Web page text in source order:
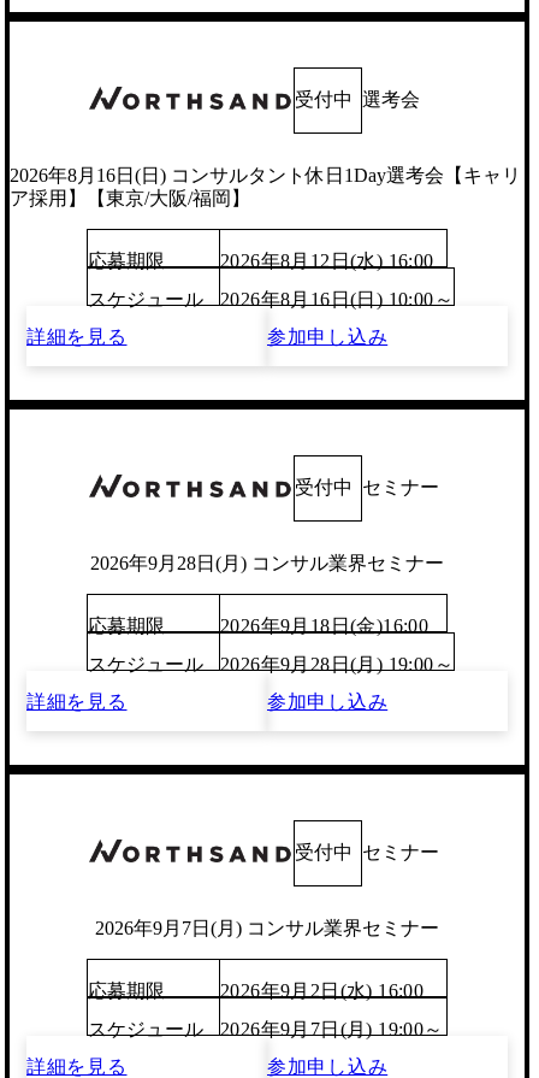
受付中 選考会
2026年8月16日(日) コンサルタント休日1Day選考会【キャリ
ア採用】【東京/大阪/福岡】
応募期限
2026年8月12日(水) 16:00
スケジュール
2026年8月16日(日) 10:00～
詳細を見る
参加申し込み
受付中 セミナー
2026年9月28日(月) コンサル業界セミナー
応募期限
2026年9月18日(金)16:00
スケジュール
2026年9月28日(月) 19:00～
詳細を見る
参加申し込み
受付中 セミナー
2026年9月7日(月) コンサル業界セミナー
応募期限
2026年9月2日(水) 16:00
スケジュール
2026年9月7日(月) 19:00～
詳細を見る
参加申し込み